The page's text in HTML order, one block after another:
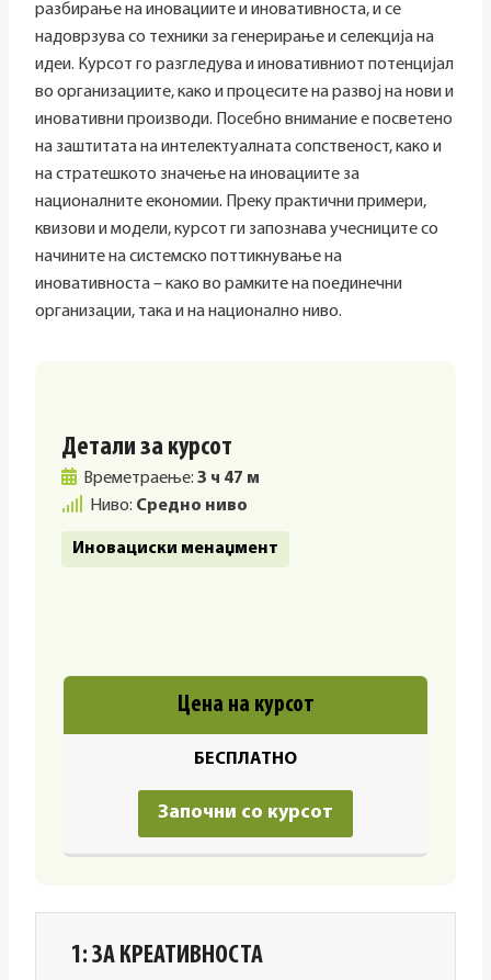
разбирање на иновациите и иновативноста, и се
надоврзува со техники за генерирање и селекција на
идеи. Курсот го разгледува и иновативниот потенцијал
во организациите, како и процесите на развој на нови и
иновативни производи. Посебно внимание е посветено
на заштитата на интелектуалната сопственост, како и
на стратешкото значење на иновациите за
националните економии. Преку практични примери,
квизови и модели, курсот ги запознава учесниците со
начините на системско поттикнување на
иновативноста – како во рамките на поединечни
организации, така и на национално ниво.
Детали за курсот
Времетраење: 3 ч 47 м
Ниво: Средно ниво
Иновациски менаџмент
Цена на курсот
БЕСПЛАТНО
Започни со курсот
1: ЗА КРЕАТИВНОСТА